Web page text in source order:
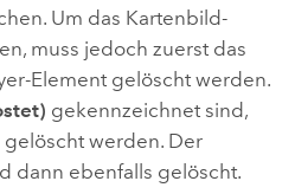
Um das Kartenbild-
muss jedoch zuerst das
Element gelöscht werden.
gekennzeichnet sind,
werden. Der
dann ebenfalls gelöscht.